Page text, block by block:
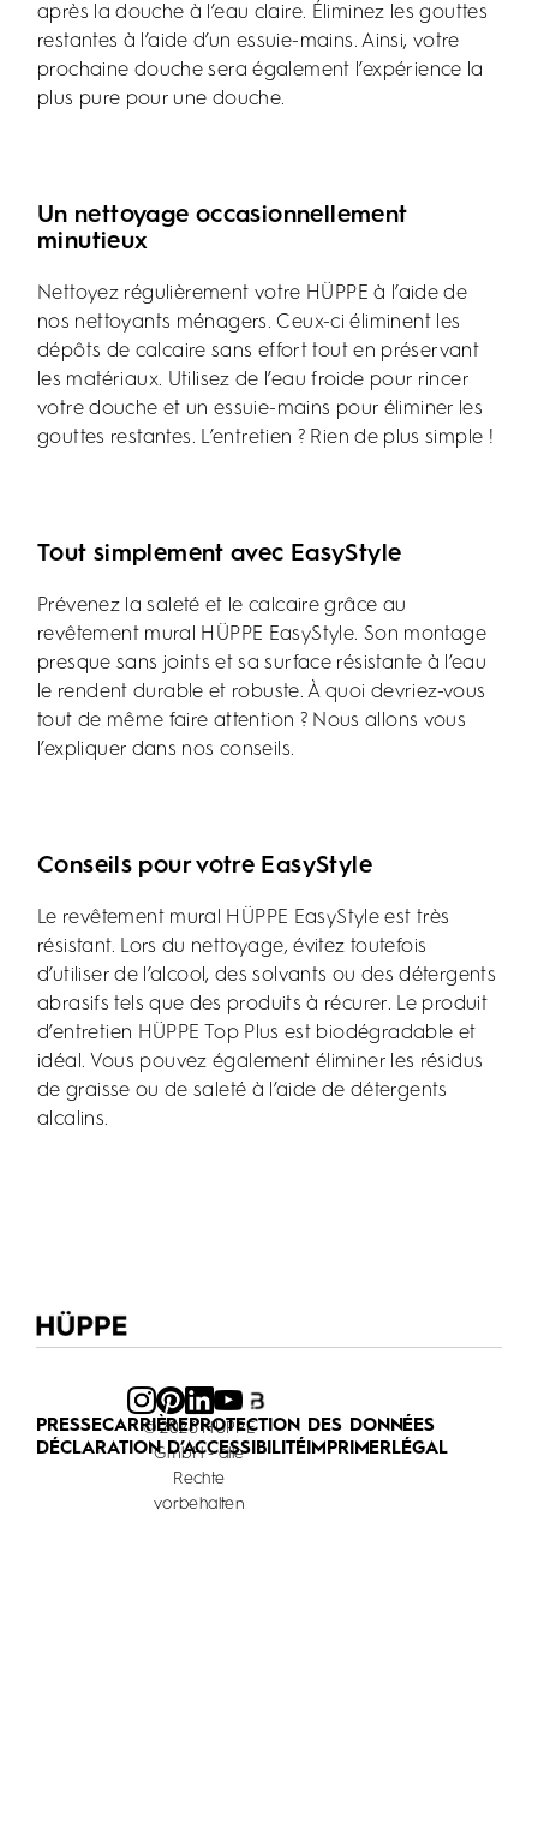
après la douche à l’eau claire. Éliminez les gouttes
restantes à l’aide d’un essuie-mains. Ainsi, votre
prochaine douche sera également l’expérience la
plus pure pour une douche.
Un nettoyage occasionnellement
minutieux
Nettoyez régulièrement votre HÜPPE à l’aide de
nos nettoyants ménagers. Ceux-ci éliminent les
dépôts de calcaire sans effort tout en préservant
les matériaux. Utilisez de l’eau froide pour rincer
votre douche et un essuie-mains pour éliminer les
gouttes restantes. L’entretien ? Rien de plus simple !
Tout simplement avec EasyStyle
Prévenez la saleté et le calcaire grâce au
revêtement mural HÜPPE EasyStyle. Son montage
presque sans joints et sa surface résistante à l’eau
le rendent durable et robuste. À quoi devriez-vous
tout de même faire attention ? Nous allons vous
l’expliquer dans nos conseils.
Conseils pour votre EasyStyle
Le revêtement mural HÜPPE EasyStyle est très
résistant. Lors du nettoyage, évitez toutefois
d’utiliser de l’alcool, des solvants ou des détergents
abrasifs tels que des produits à récurer. Le produit
d’entretien HÜPPE Top Plus est biodégradable et
idéal. Vous pouvez également éliminer les résidus
de graisse ou de saleté à l’aide de détergents
alcalins.
PRESSECARRIÈREPROTECTION DES DONNÉES
DÉCLARATION D’ACCESSIBILITÉIMPRIMERLÉGAL
© 2026 HÜPPE
GmbH - alle
Rechte
vorbehalten